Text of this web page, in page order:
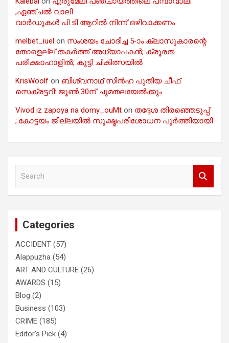
,ഏഞ്ചൽ വാലി
വാർഡുകൾ പി ടി ആറിൽ നിന്ന് ഒഴിവാക്കണം
melbet_iuel on സംശയം ചോദിച്ച 5-ാം ക്ലാസുകാരന്റെ
തോളെല്ല് തകർത്ത് അധ്യാപകൻ; ക്രൂരത
പരീക്ഷാഹാളിൽ; കുട്ടി ചികിത്സയിൽ
KrisWoolf on ബിശ്വനാഥ് സിൻഹ പുതിയ ചീഫ്
സെക്രട്ടറി: ജൂൺ 30ന് ചുമതലയേൽക്കും
Vivod iz zapoya na domy_ouMt on തദ്ദേശ തിരഞ്ഞെടുപ്പ്
;.കോട്ടയം ജില്ലയിൽ സൂക്ഷ്മപരിശോധന പൂർത്തിയായി
Categories
ACCIDENT (57)
Alappuzha (54)
ART AND CULTURE (26)
AWARDS (15)
Blog (2)
Business (103)
CRIME (185)
Editor's Pick (4)